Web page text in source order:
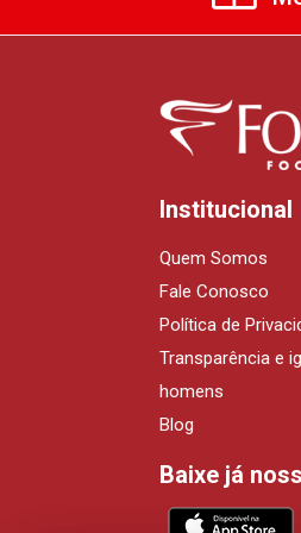
Institucional
Quem Somos
Fale Conosco
Política de
Transparência e
homens
Blog
Baixe já